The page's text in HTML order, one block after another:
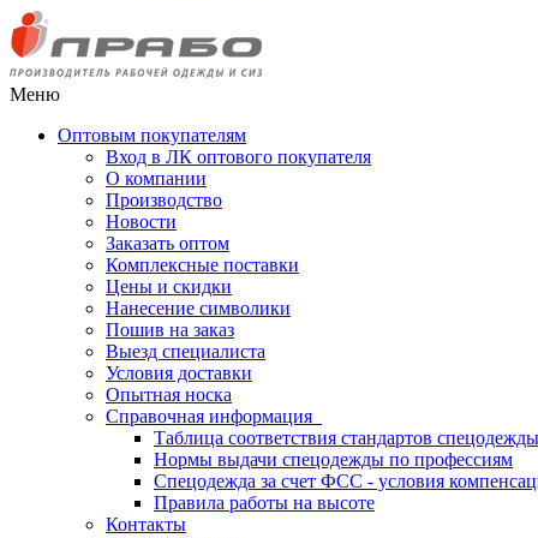
Меню
Оптовым покупателям
Вход в ЛК оптового покупателя
О компании
Производство
Новости
Заказать оптом
Комплексные поставки
Цены и скидки
Нанесение символики
Пошив на заказ
Выезд специалиста
Условия доставки
Опытная носка
Справочная информация
Таблица соответствия стандартов спецодежды
Нормы выдачи спецодежды по профессиям
Спецодежда за счет ФСС - условия
Правила работы на высоте
Контакты